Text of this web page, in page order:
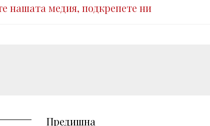
нашата медия, подкрепете ни
Предишна